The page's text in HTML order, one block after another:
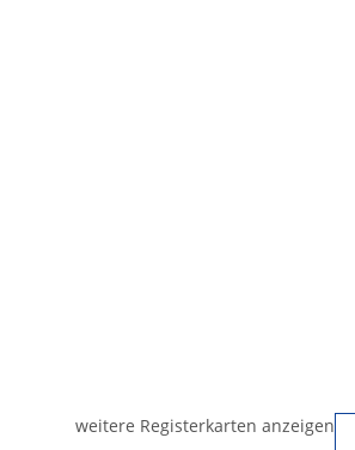
weitere Registerkarten anzeigen